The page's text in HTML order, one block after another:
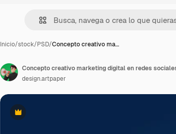
Inicio/stock/PSD/Concepto creativo ma…
Premium
design.artpaper